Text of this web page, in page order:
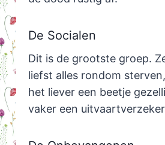
De Socialen
Dit is de grootste groep.
liefst alles rondom
het liever een beetje
vaker een